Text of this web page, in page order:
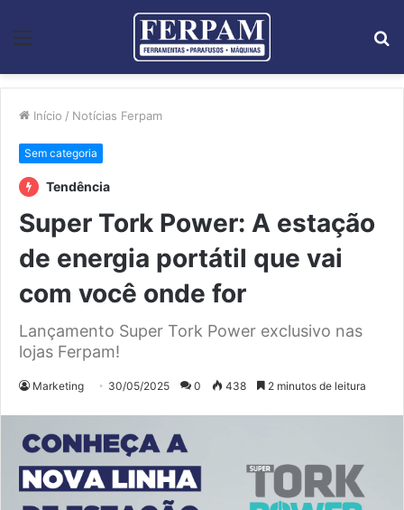
Início / Notícias Ferpam
Sem categoria
Tendência
Super Tork Power: A estação
de energia portátil que vai
com você onde for
Lançamento Super Tork Power exclusivo nas
lojas Ferpam!
Marketing 30/05/2025 0 438 2 minutos de leitura